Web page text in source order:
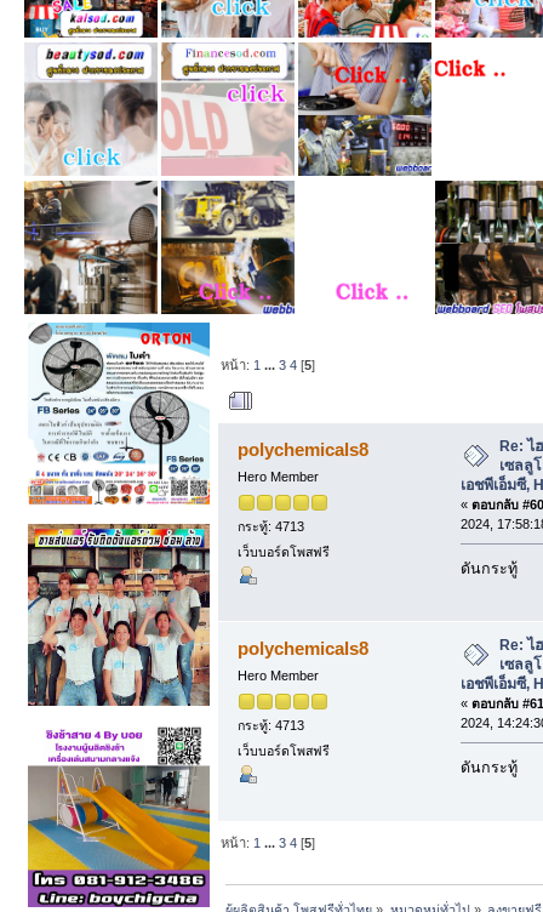
หน้า: 1 ...3 4 [5]
เอ็มซี, Hypromellose, HPMC (อ่าน
polychemicals8
Hero Member
กระทู้: 4713
เว็บบอร์ดโพสฟรี
Re: ไ
เซลลู
เอชพีเอ็มซี,
« ตอบกลับ
2024,
ดันกระทู้
polychemicals8
Hero Member
กระทู้: 4713
เว็บบอร์ดโพสฟรี
Re: ไ
เซลลู
เอชพีเอ็มซี,
« ตอบกลับ
2024,
ดันกระทู้
หน้า: 1 ...3 4 [5]
ผู้ผลิตสินค้า โพสฟรีทั่วไทย » หมวดหมู่ทั่วไป» ลงขายฟ